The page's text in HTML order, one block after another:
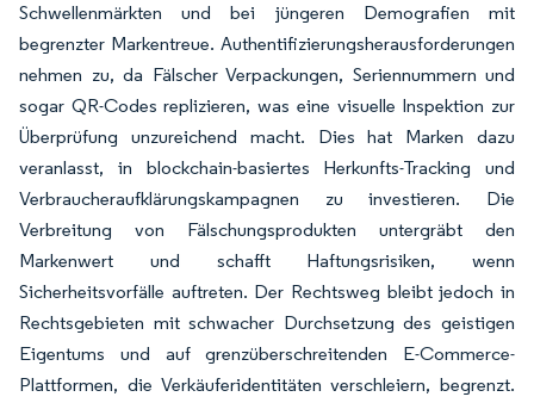
Schwellenmärkten und bei jüngeren Demografien mit
begrenzter Markentreue. Authentifizierungsherausforderungen
nehmen zu, da Fälscher Verpackungen, Seriennummern und
sogar QR-Codes replizieren, was eine visuelle Inspektion zur
Überprüfung unzureichend macht. Dies hat Marken dazu
veranlasst, in blockchain-basiertes Herkunfts-Tracking und
Verbraucheraufklärungskampagnen zu investieren. Die
Verbreitung von Fälschungsprodukten untergräbt den
Markenwert und schafft Haftungsrisiken, wenn
Sicherheitsvorfälle auftreten. Der Rechtsweg bleibt jedoch in
Rechtsgebieten mit schwacher Durchsetzung des geistigen
Eigentums und auf grenzüberschreitenden E-Commerce-
Plattformen, die Verkäuferidentitäten verschleiern, begrenzt.